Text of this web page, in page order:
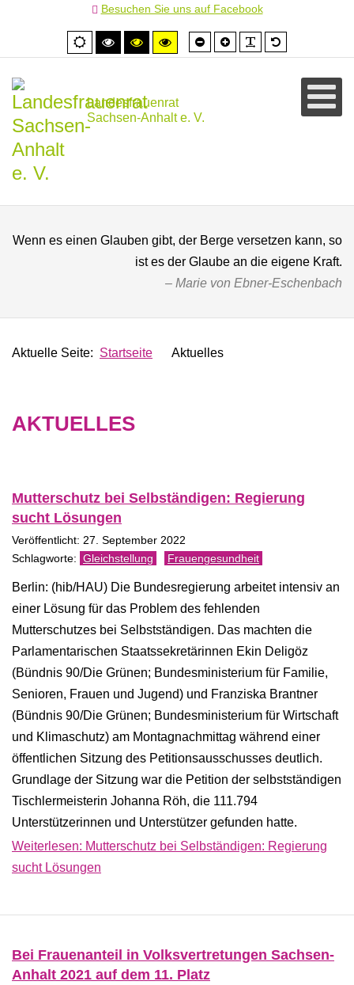
Besuchen Sie uns auf Facebook
Normale
Ansicht
Hoher
Kontrast
Hoher
Kontrast
Hoher
Kontrast
Schrift
kleiner
Schrift
größer
Landesfrauenrat
Sachsen-Anhalt e. V.
Wenn es einen Glauben gibt, der Berge versetzen kann, so
ist es der Glaube an die eigene Kraft.
Marie von Ebner-Eschenbach
Aktuelle Seite: Startseite Aktuelles
AKTUELLES
Mutterschutz bei Selbständigen: Regierung
sucht Lösungen
Veröffentlicht: 27. September 2022
Gleichstellung Frauengesundheit
Berlin: (hib/HAU) Die Bundesregierung arbeitet intensiv an
einer Lösung für das Problem des fehlenden
Mutterschutzes bei Selbstständigen. Das machten die
Parlamentarischen Staatssekretärinnen Ekin Deligöz
(Bündnis 90/Die Grünen; Bundesministerium für Familie,
Senioren, Frauen und Jugend) und Franziska Brantner
(Bündnis 90/Die Grünen; Bundesministerium für Wirtschaft
und Klimaschutz) am Montagnachmittag während einer
öffentlichen Sitzung des Petitionsausschusses deutlich.
Grundlage der Sitzung war die Petition der selbstständigen
Tischlermeisterin Johanna Röh, die 111.794
Unterstützerinnen und Unterstützer gefunden hatte.
Weiterlesen: Mutterschutz bei Selbständigen: Regierung
sucht Lösungen
Bei Frauenanteil in Volksvertretungen Sachsen-
Anhalt 2021 auf dem 11. Platz